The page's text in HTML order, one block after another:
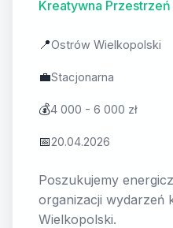
Kreatywna
📍Ostrów Wielkopolski
💼Stacjonarna
💰4 000 - 6 000 zł
📅20.04.2026
Poszukujemy
organizacji wydarzeń
Wielkopolski.